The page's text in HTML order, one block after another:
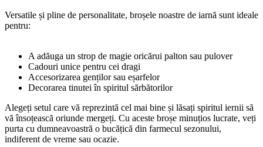
Versatile și pline de personalitate, broșele noastre de iarnă sunt ideale
pentru:
A adăuga un strop de magie oricărui palton sau pulover
Cadouri unice pentru cei dragi
Accesorizarea genților sau eșarfelor
Decorarea tinutei în spiritul sărbătorilor
Alegeți setul care vă reprezintă cel mai bine și lăsați spiritul iernii să
vă însoțească oriunde mergeți. Cu aceste broșe minuțios lucrate, veți
purta cu dumneavoastră o bucățică din farmecul sezonului,
indiferent de vreme sau ocazie.